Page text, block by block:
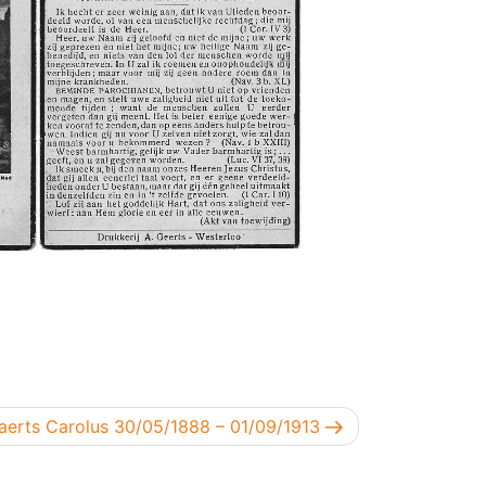
bericht
Carolus 30/05/1888 – 01/09/1913